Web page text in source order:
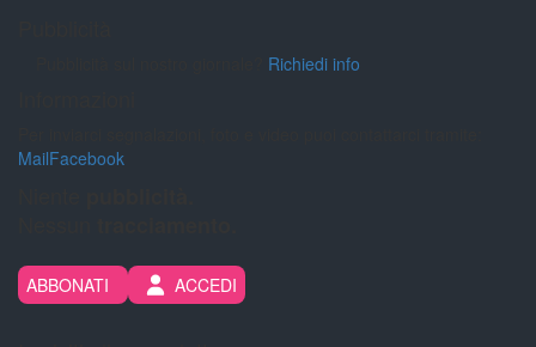
Richiedi info
MailFacebook
ABBONATI ACCEDI